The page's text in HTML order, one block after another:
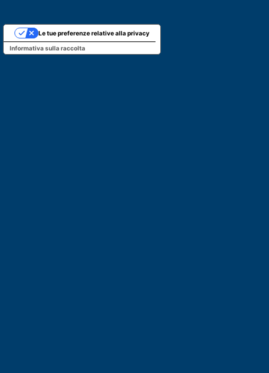
Informativa sulla raccolta
Le tue preferenze relative alla privacy